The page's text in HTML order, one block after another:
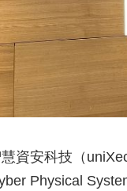
資安科技（
Physical